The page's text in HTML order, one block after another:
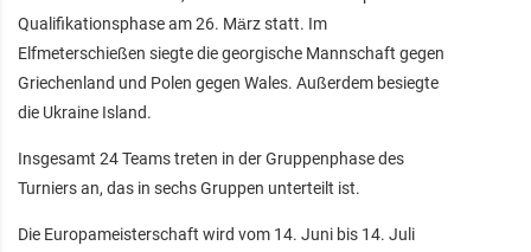
Qualifikationsphase am 26. März statt. Im
Elfmeterschießen siegte die georgische Mannschaft gegen
Griechenland und Polen gegen Wales. Außerdem besiegte
die Ukraine Island.
Insgesamt 24 Teams treten in der Gruppenphase des
Turniers an, das in sechs Gruppen unterteilt ist.
Die Europameisterschaft wird vom 14. Juni bis 14. Juli